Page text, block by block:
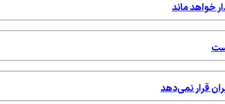
خواهد ماند
قرار نمی‌دهد